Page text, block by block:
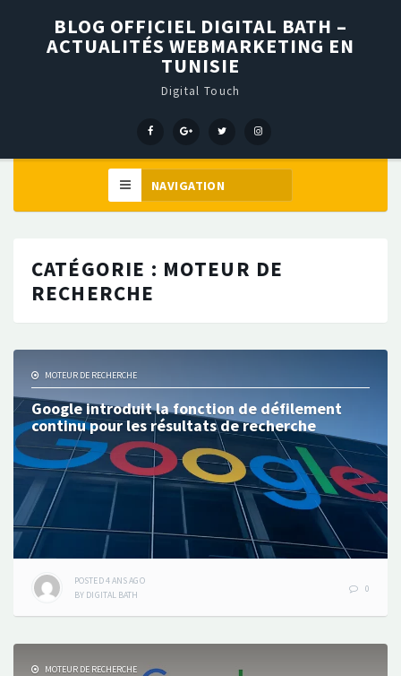
BLOG OFFICIEL DIGITAL BATH –
ACTUALITÉS WEBMARKETING EN
TUNISIE
Digital Touch
Menu
Menu
Menu
menu
CATÉGORIE : MOTEUR DE
RECHERCHE
MOTEUR DE RECHERCHE
Google introduit la fonction de défilement
continu pour les résultats de recherche
POSTED4 ANSAGO
BY DIGITAL BATH
0
MOTEUR DE RECHERCHE